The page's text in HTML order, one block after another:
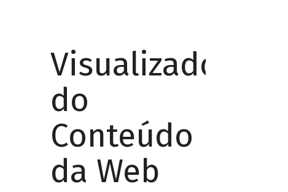
Visualizador
do
Conteúdo
da Web